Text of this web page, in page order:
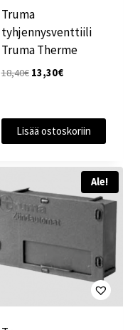
Truma
tyhjennysventtiili
Truma Therme
18,40€ Alkuperäinen
18,40€.
13,30€Nykyinen
13,30€.
Lisää ostoskoriin
Ale!